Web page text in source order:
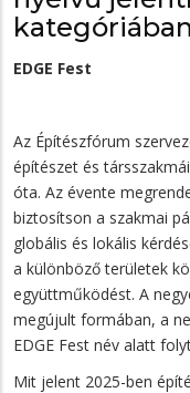
EDGE Fest
Az Építészfórum
építészet és
óta. Az évente
biztosítson a szakmai
globális és lokális
a különböző területek
együttműködést. A
megújult formában, a
EDGE Fest név alatt
Mit jelent 2025-ben